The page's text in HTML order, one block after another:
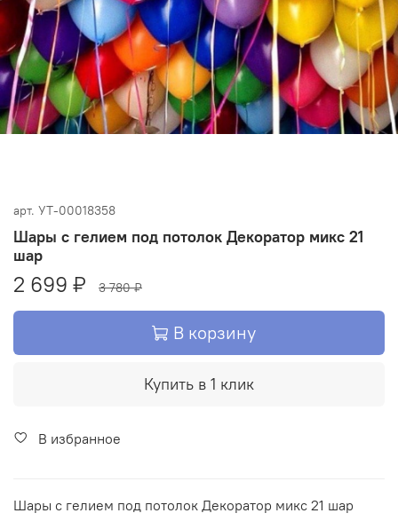
арт. УТ-00018358
Шары с гелием под потолок Декоратор микс 21
шар
2 699 ₽ 3 780 ₽
В корзину
Купить в 1 клик
В избранное
Шары с гелием под потолок Декоратор микс 21 шар